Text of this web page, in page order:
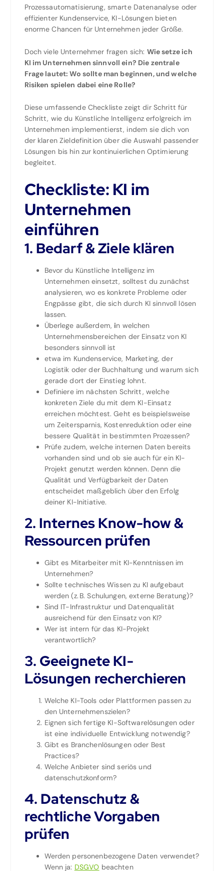
Prozessautomatisierung, smarte Datenanalyse oder
effizienter Kundenservice, KI-Lösungen bieten
enorme Chancen für Unternehmen jeder Größe.
Doch viele Unternehmer fragen sich: Wie setze ich
KI im Unternehmen sinnvoll ein? Die zentrale
Frage lautet: Wo sollte man beginnen, und welche
Risiken spielen dabei eine Rolle?
Diese umfassende Checkliste zeigt dir Schritt für
Schritt, wie du Künstliche Intelligenz erfolgreich im
Unternehmen implementierst, indem sie dich von
der klaren Zieldefinition über die Auswahl passender
Lösungen bis hin zur kontinuierlichen Optimierung
begleitet.
Checkliste: KI im
Unternehmen
einführen
1. Bedarf & Ziele klären
Bevor du Künstliche Intelligenz im
Unternehmen einsetzt, solltest du zunächst
analysieren, wo es konkrete Probleme oder
Engpässe gibt, die sich durch KI sinnvoll lösen
lassen.
Überlege außerdem, in welchen
Unternehmensbereichen der Einsatz von KI
besonders sinnvoll ist
etwa im Kundenservice, Marketing, der
Logistik oder der Buchhaltung und warum sich
gerade dort der Einstieg lohnt.
Definiere im nächsten Schritt, welche
konkreten Ziele du mit dem KI-Einsatz
erreichen möchtest. Geht es beispielsweise
um Zeitersparnis, Kostenreduktion oder eine
bessere Qualität in bestimmten Prozessen?
Prüfe zudem, welche internen Daten bereits
vorhanden sind und ob sie auch für ein KI-
Projekt genutzt werden können. Denn die
Qualität und Verfügbarkeit der Daten
entscheidet maßgeblich über den Erfolg
deiner KI-Initiative.
2. Internes Know-how &
Ressourcen prüfen
Gibt es Mitarbeiter mit KI-Kenntnissen im
Unternehmen?
Sollte technisches Wissen zu KI aufgebaut
werden (z. B. Schulungen, externe Beratung)?
Sind IT-Infrastruktur und Datenqualität
ausreichend für den Einsatz von KI?
Wer ist intern für das KI-Projekt
verantwortlich?
3. Geeignete KI-
Lösungen recherchieren
Welche KI-Tools oder Plattformen passen zu
den Unternehmenszielen?
Eignen sich fertige KI-Softwarelösungen oder
ist eine individuelle Entwicklung notwendig?
Gibt es Branchenlösungen oder Best
Practices?
Welche Anbieter sind seriös und
datenschutzkonform?
4. Datenschutz &
rechtliche Vorgaben
prüfen
Werden personenbezogene Daten verwendet?
Wenn ja: DSGVO beachten